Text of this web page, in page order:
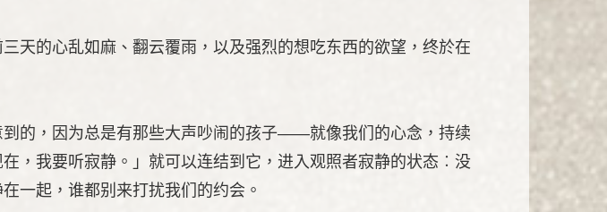
天的心乱如麻、翻云覆雨，以及强烈的想吃东西的欲望，终於在
的，因为总是有那些大声吵闹的孩子——就像我们的心念，持续
，我要听寂静。」就可以连结到它，进入观照者寂静的状态︰没
一起，谁都别来打扰我们的约会。